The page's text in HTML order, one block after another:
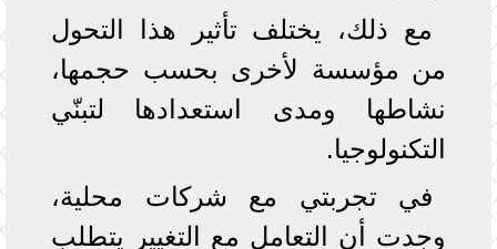
مع ذلك، يختلف تأثير هذا التحول
من مؤسسة لأخرى بحسب حجمها،
نشاطها ومدى استعدادها لتبنّي
التكنولوجيا.
في تجربتي مع شركات محلية،
وجدت أن التعامل مع التغيير يتطلب